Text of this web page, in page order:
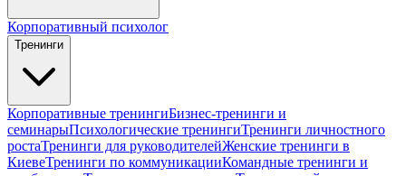
Корпоративный психолог
Тренинги
Корпоративные тренингиБизнес-тренинги и
семинарыПсихологические тренингиТренинги личностного
ростаТренинги для руководителейЖенские тренинги в
КиевеТренинги по коммуникацииКомандные тренинги и